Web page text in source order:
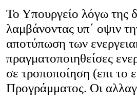
Το Υπουργείο λόγω της
λαμβάνοντας υπ΄ οψιν
αποτύπωση των
πραγματοποιηθείσες
σε τροποποίηση (επι το
Προγράμματος. Οι